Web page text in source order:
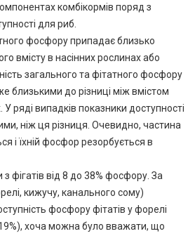
комбікормів поряд з
для риб.
фосфору припадає близько
вмісту в насінних рослинах або
загального та фітатного фосфору
близькими до різниці між вмістом
ряді випадків показники доступності
ніж ця різниця. Очевидно, частина
і їхній фосфор резорбується в
фігатів від 8 до 38% фосфору. За
кижучу, канального сому)
фосфору фітатів у форелі
хоча можна було вважати, що